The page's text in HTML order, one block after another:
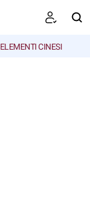
ELEMENTI CINESI